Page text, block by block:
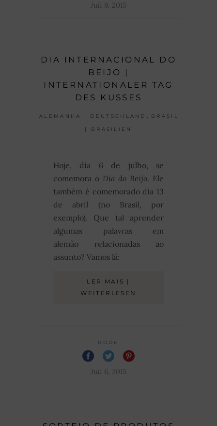
Juli 9, 2015
DIA INTERNACIONAL DO
BEIJO |
INTERNATIONALER TAG
DES KUSSES
ALEMANHA | DEUTSCHLAND BRASIL
| BRASILIEN
Hoje, dia 6 de julho, se
comemora o Dia do Beijo. Ele
também é comemorado dia 13
de abril (no Brasil, por
exemplo). Que tal aprender
algumas palavras em
alemão relacionadas ao
assunto? Vamos lá:
LER MAIS |
WEITERLESEN
RODE
Juli 6, 2015